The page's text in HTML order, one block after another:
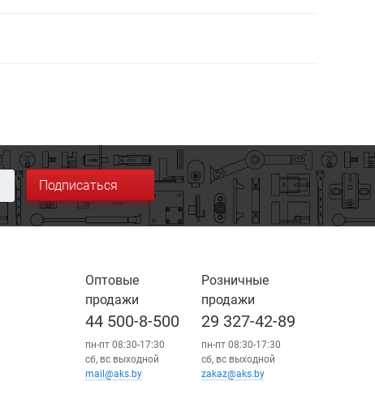
Подписаться
Оптовые
продажи
44 500-8-500
пн-пт 08:30-17:30
сб, вс выходной
mail@aks.by
Розничные
продажи
29 327-42-89
пн-пт 08:30-17:30
сб, вс выходной
zakaz@aks.by